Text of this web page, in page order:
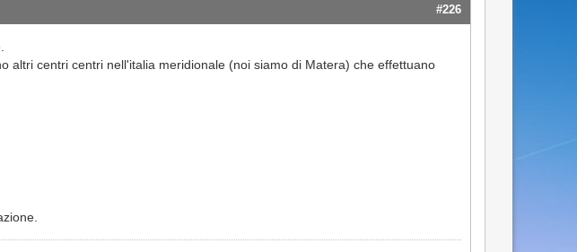
#226
altri centri centri nell'italia meridionale (noi siamo di Matera) che effettuano